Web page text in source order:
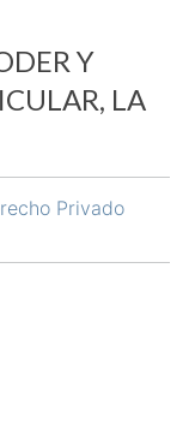
Y
LA
Privado